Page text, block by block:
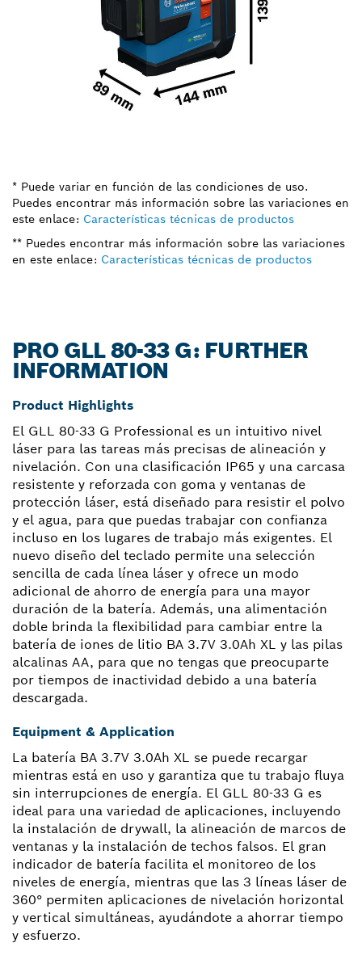
* Puede variar en función de las condiciones de uso.
Puedes encontrar más información sobre las variaciones en
este enlace: Características técnicas de productos
** Puedes encontrar más información sobre las variaciones
en este enlace: Características técnicas de productos
PRO GLL 80-33 G: FURTHER
INFORMATION
Product Highlights
El GLL 80-33 G Professional es un intuitivo nivel
láser para las tareas más precisas de alineación y
nivelación. Con una clasificación IP65 y una carcasa
resistente y reforzada con goma y ventanas de
protección láser, está diseñado para resistir el polvo
y el agua, para que puedas trabajar con confianza
incluso en los lugares de trabajo más exigentes. El
nuevo diseño del teclado permite una selección
sencilla de cada línea láser y ofrece un modo
adicional de ahorro de energía para una mayor
duración de la batería. Además, una alimentación
doble brinda la flexibilidad para cambiar entre la
batería de iones de litio BA 3.7V 3.0Ah XL y las pilas
alcalinas AA, para que no tengas que preocuparte
por tiempos de inactividad debido a una batería
descargada.
Equipment & Application
La batería BA 3.7V 3.0Ah XL se puede recargar
mientras está en uso y garantiza que tu trabajo fluya
sin interrupciones de energía. El GLL 80-33 G es
ideal para una variedad de aplicaciones, incluyendo
la instalación de drywall, la alineación de marcos de
ventanas y la instalación de techos falsos. El gran
indicador de batería facilita el monitoreo de los
niveles de energía, mientras que las 3 líneas láser de
360° permiten aplicaciones de nivelación horizontal
y vertical simultáneas, ayudándote a ahorrar tiempo
y esfuerzo.